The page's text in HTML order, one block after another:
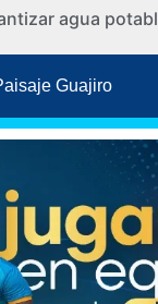
agua
Guajiro